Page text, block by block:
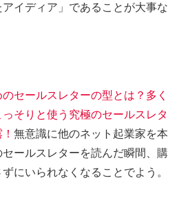
イディア」であることが大事な
セールスレターの型とは？多く
そりと使う究極のセールスレタ
無意識に他のネット起業家を本
ールスレターを読んだ瞬間、購
にいられなくなることでよう。